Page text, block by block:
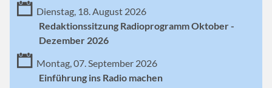
Dienstag, 18. August 2026
Redaktionssitzung Radioprogramm Oktober -
Dezember 2026
Montag, 07. September 2026
Einführung ins Radio machen